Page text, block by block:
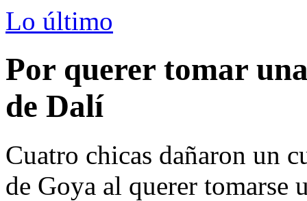
Lo último
Por querer tomar
de Dalí
Cuatro chicas dañaron un
de Goya al querer tomarse